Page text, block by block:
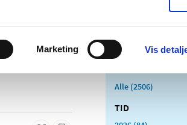
Marketing Vis
Alle (2506)
TID